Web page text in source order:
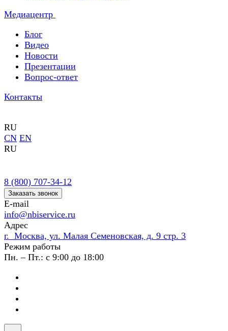
Медиацентр
Блог
Видео
Новости
Презентации
Вопрос-ответ
Контакты
RU
CN EN
RU
8 (800) 707-34-12
Заказать звонок
E-mail
info@nbiservice.ru
Адрес
г. Москва, ул. Малая Семеновская, д. 9 стр. 3
Режим работы
Пн. – Пт.: с 9:00 до 18:00